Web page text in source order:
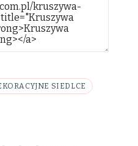
SIEDLCE